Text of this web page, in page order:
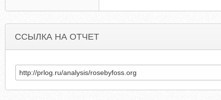
ССЫЛКА НА ОТЧЕТ